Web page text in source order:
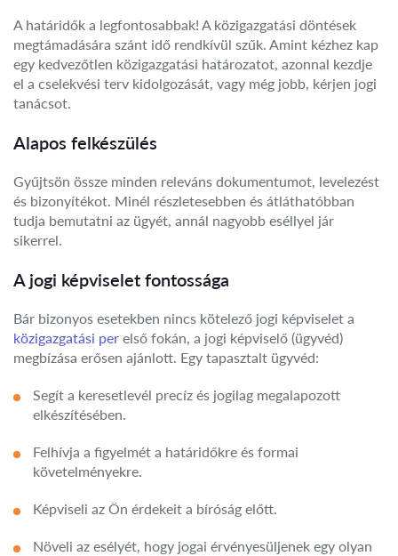
A határidők a legfontosabbak! A közigazgatási döntések
megtámadására szánt idő rendkívül szűk. Amint kézhez kap
egy kedvezőtlen közigazgatási határozatot, azonnal kezdje
el a cselekvési terv kidolgozását, vagy még jobb, kérjen jogi
tanácsot.
Alapos felkészülés
Gyűjtsön össze minden releváns dokumentumot, levelezést
és bizonyítékot. Minél részletesebben és átláthatóbban
tudja bemutatni az ügyét, annál nagyobb eséllyel jár
sikerrel.
A jogi képviselet fontossága
Bár bizonyos esetekben nincs kötelező jogi képviselet a
közigazgatási per első fokán, a jogi képviselő (ügyvéd)
megbízása erősen ajánlott. Egy tapasztalt ügyvéd:
Segít a keresetlevél precíz és jogilag megalapozott
elkészítésében.
Felhívja a figyelmét a határidőkre és formai
követelményekre.
Képviseli az Ön érdekeit a bíróság előtt.
Növeli az esélyét, hogy jogai érvényesüljenek egy olyan